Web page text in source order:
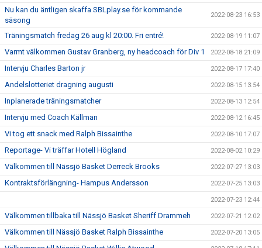
Nu kan du äntligen skaffa SBLplay.se för kommande
säsong
2022-08-23 16:53
Träningsmatch fredag 26 aug kl 20:00. Fri entré! 2022-08-19 11:07
Varmt välkommen Gustav Granberg, ny headcoach för Div 1 2022-08-18 21:09
Intervju Charles Barton jr 2022-08-17 17:40
Andelslotteriet dragning augusti 2022-08-15 13:54
Inplanerade träningsmatcher 2022-08-13 12:54
Intervju med Coach Källman 2022-08-12 16:45
Vi tog ett snack med Ralph Bissainthe 2022-08-10 17:07
Reportage- Vi träffar Hotell Högland 2022-08-02 10:29
Välkommen till Nässjö Basket Derreck Brooks 2022-07-27 13:03
Kontraktsförlängning- Hampus Andersson 2022-07-25 13:03
2022-07-23 12:44
Välkommen tillbaka till Nässjö Basket Sheriff Drammeh 2022-07-21 12:02
Välkommen till Nässjö Basket Ralph Bissainthe 2022-07-20 13:05